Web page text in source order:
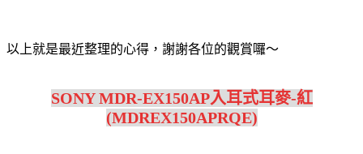
以上就是最近整理的心得，謝謝各位的觀賞囉～
SONY MDR-EX150AP入耳式耳麥-紅
(MDREX150APRQE)